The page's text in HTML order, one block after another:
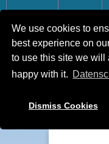
We use cookies to
best experience on
to use this site we will
happy with it.
Dismiss Cookies
Home FAQ